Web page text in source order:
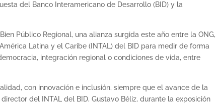
del Banco Interamericano de Desarrollo (BID) y la
Público Regional, una alianza surgida este año entre la ONG,
Latina y el Caribe (INTAL) del BID para medir de forma
integración regional o condiciones de vida, entre
con innovación e inclusión, siempre que el avance de la
del INTAL del BID, Gustavo Béliz, durante la exposición